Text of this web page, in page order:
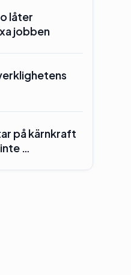
låter
jobben
på kärnkraft
…